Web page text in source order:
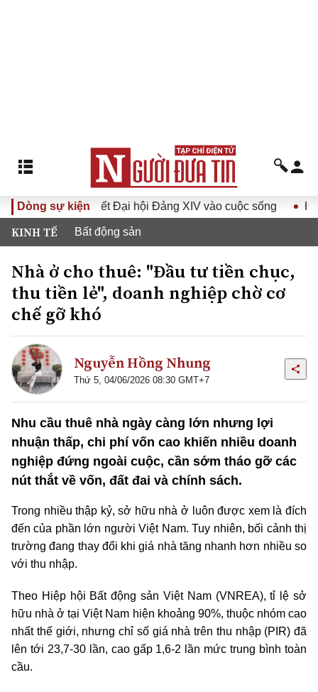
Dòng sự kiện
Nghị quyết Đại hội Đảng XIV vào cuộc sống Hướng
KINH TẾ Bất động sản
Nhà ở cho thuê: "Đầu tư tiền chục,
thu tiền lẻ", doanh nghiệp chờ cơ
chế gỡ khó
Nguyễn Hồng Nhung
Thứ 5, 04/06/2026 08:30 GMT+7
Nhu cầu thuê nhà ngày càng lớn nhưng lợi
nhuận thấp, chi phí vốn cao khiến nhiều doanh
nghiệp đứng ngoài cuộc, cần sớm tháo gỡ các
nút thắt về vốn, đất đai và chính sách.
Trong nhiều thập kỷ, sở hữu nhà ở luôn được xem là đích
đến của phần lớn người Việt Nam. Tuy nhiên, bối cảnh thị
trường đang thay đổi khi giá nhà tăng nhanh hơn nhiều so
với thu nhập.
Theo Hiệp hội Bất động sản Việt Nam (VNREA),tỉ lệ sở
hữu nhà ở tại Việt Nam hiện khoảng 90%, thuộc nhóm cao
nhất thế giới, nhưng chỉ số giá nhà trên thu nhập (PIR) đã
lên tới 23,7-30 lần, cao gấp 1,6-2 lần mức trung bình toàn
cầu.